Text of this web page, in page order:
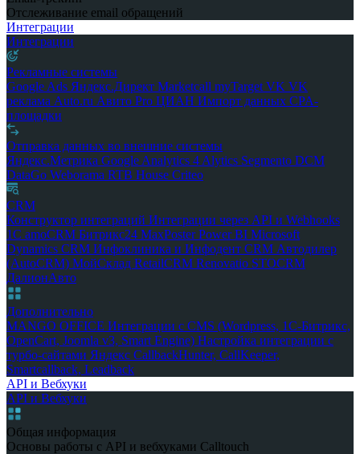
Отслеживание email обращений
Интеграции
Интеграции
Рекламные системы
Google Ads Яндекс.Директ Marketcall myTarget VK VK
реклама Auto.ru Авито Pro ЦИАН Импорт данных CPA-
площадки
Отправка данных во внешние системы
Яндекс.Метрика Google Analytics 4 Alytics Segmento DCM
DataGo Weborama RTB House Criteo
CRM
Конструктор интеграций Интеграции через API и Webhooks
1С amoCRM Битрикс24 MaxPosterPower BI Microsoft
Dynamics CRM Инфоклиника и Инфодент CRM Автодилер
(AutoCRM) МойСклад RetailCRM Renovatio STOCRM
ДалионАвто
Дополнительно
MANGO OFFICE Интеграции с CMS (Wordpress, 1С-Битрикс,
OpenCart, Joomla v3, Smart Engine) Настройка интеграции с
турбо-сайтами Яндекс CallbackHunter, CallKeeper,
Smartcallback, Leadback
API и Вебхуки
API и Вебхуки
Общая информация
Основы работы с API и вебхуками Calltouch